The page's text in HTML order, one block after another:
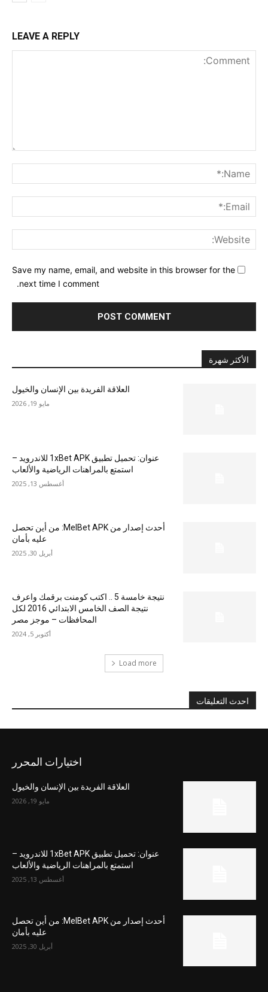
LEAVE A REPLY
Save my name, email, and website in this browser for the
next time I comment.
الأكثر شهرة
العلاقة الفريدة بين الإنسان والخيول
مايو 19, 2026
عنوان: تحميل تطبيق 1xBet APK للاندرويد –
استمتع بالمراهنات الرياضية والألعاب
أغسطس 13, 2025
أحدث إصدار من MelBet APK: من أين تحصل
عليه بأمان
أبريل 30, 2025
نتيجة خامسة 5 .. اكتب كومنت برقمك واعرف
نتيجة الصف الخامس الابتدائي 2016 لكل
المحافظات – موجز مصر
أكتوبر 5, 2024
Load more
احدث التعليقات
اختيارات المحرر
العلاقة الفريدة بين الإنسان والخيول
مايو 19, 2026
عنوان: تحميل تطبيق 1xBet APK للاندرويد –
استمتع بالمراهنات الرياضية والألعاب
أغسطس 13, 2025
أحدث إصدار من MelBet APK: من أين تحصل
عليه بأمان
أبريل 30, 2025